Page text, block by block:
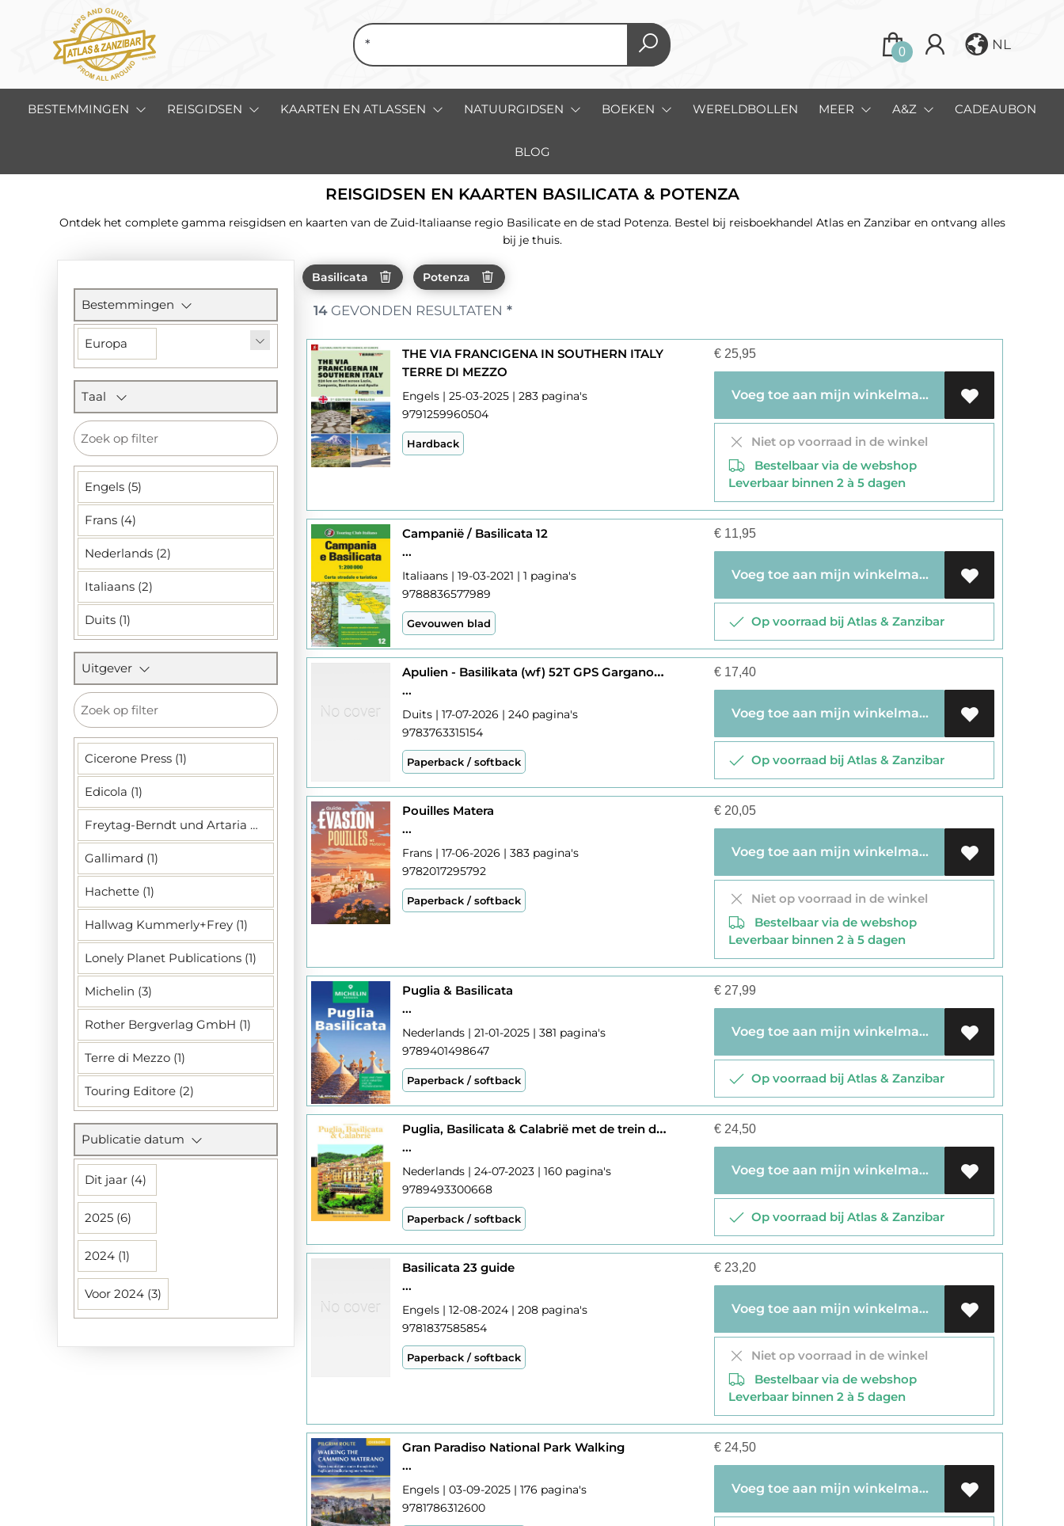
0 NL
BESTEMMINGEN REISGIDSEN KAARTEN EN ATLASSEN NATUURGIDSEN BOEKEN WERELDBOLLEN MEER A&Z CADEAUBON
BLOG
REISGIDSEN EN KAARTEN BASILICATA & POTENZA
Ontdek het complete gamma reisgidsen en kaarten van de Zuid-Italiaanse regio Basilicate en de stad Potenza. Bestel bij reisboekhandel Atlas en Zanzibar en ontvang alles
bij je thuis.
Bestemmingen
Europa
Taal
Engels (5)
Frans (4)
Nederlands (2)
Italiaans (2)
Duits (1)
Uitgever
Cicerone Press (1)
Edicola (1)
Freytag-Berndt und Artaria KG (1)
Gallimard (1)
Hachette (1)
Hallwag Kummerly+Frey (1)
Lonely Planet Publications (1)
Michelin (3)
Rother Bergverlag GmbH (1)
Terre di Mezzo (1)
Touring Editore (2)
Publicatie datum
Dit jaar (4)
2025 (6)
2024 (1)
Voor 2024 (3)
Basilicata Potenza
14 GEVONDEN RESULTATEN *
THE VIA FRANCIGENA IN SOUTHERN ITALY
TERRE DI MEZZO
Engels | 25-03-2025 | 283 pagina's
9791259960504
Hardback
€ 25,95
Voeg toe aan mijn winkelmandje
Niet op voorraad in de winkel
Bestelbaar via de webshop
Leverbaar binnen 2 à 5 dagen
Campanië / Basilicata 12
...
Italiaans | 19-03-2021 | 1 pagina's
9788836577989
Gevouwen blad
€ 11,95
Voeg toe aan mijn winkelmandje
Op voorraad bij Atlas & Zanzibar
Apulien - Basilikata (wf) 52T GPS Gargano-Salento
...
Duits | 17-07-2026 | 240 pagina's
9783763315154
Paperback / softback
€ 17,40
Voeg toe aan mijn winkelmandje
Op voorraad bij Atlas & Zanzibar
Pouilles Matera
...
Frans | 17-06-2026 | 383 pagina's
9782017295792
Paperback / softback
€ 20,05
Voeg toe aan mijn winkelmandje
Niet op voorraad in de winkel
Bestelbaar via de webshop
Leverbaar binnen 2 à 5 dagen
Puglia & Basilicata
...
Nederlands | 21-01-2025 | 381 pagina's
9789401498647
Paperback / softback
€ 27,99
Voeg toe aan mijn winkelmandje
Op voorraad bij Atlas & Zanzibar
Puglia, Basilicata & Calabrië met de trein door
...
Nederlands | 24-07-2023 | 160 pagina's
9789493300668
Paperback / softback
€ 24,50
Voeg toe aan mijn winkelmandje
Op voorraad bij Atlas & Zanzibar
Basilicata 23 guide
...
Engels | 12-08-2024 | 208 pagina's
9781837585854
Paperback / softback
€ 23,20
Voeg toe aan mijn winkelmandje
Niet op voorraad in de winkel
Bestelbaar via de webshop
Leverbaar binnen 2 à 5 dagen
Gran Paradiso National Park Walking
...
Engels | 03-09-2025 | 176 pagina's
9781786312600
€ 24,50
Voeg toe aan mijn winkelmandje